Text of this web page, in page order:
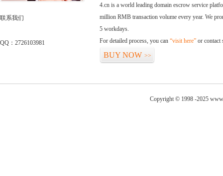
联系我们
QQ：2726103981
4.cn is a world leading domain escrow service
million RMB transaction volume every year. We
5 workdays.
For detailed process, you can “visit here” or contact
BUY NOW >>
Copyright © 1998 -2025